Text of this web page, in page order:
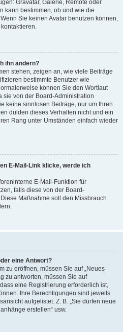
Gravatar, Galerie, Remote oder
kann bestimmen, ob und wie die
Sie keinen Avatar benutzen können,
ihn ändern?
stehen, zeigen an, wie viele Beiträge
bestimmte Benutzer wie
können Sie den Wortlaut
sie von der Board-Administration
keine sinnlosen Beiträge, nur um Ihren
dulden dieses Verhalten nicht und ein
Rang unter Umständen einfach wieder
E-Mail-Link klicke, werde ich
E-Mail-Funktion für
falls diese von der Board-
Maßnahme soll den Missbrauch
eine Antwort?
zu eröffnen, müssen Sie auf „Neues
zu antworten, müssen Sie auf
eine Registrierung erforderlich ist,
Ihre Berechtigungen sind jeweils
aufgelistet. Z. B. „Sie dürfen neue
erstellen“ usw.